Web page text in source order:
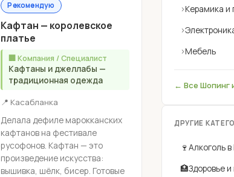
Рекомендую
Кафтан — королевское
платье
🏢 Компания / Специалист
Кафтаны и джеллабы —
традиционная одежда
📍 Касабланка
Делала дефиле марокканских
кафтанов на фестивале
русофонов. Кафтан — это
произведение искусства:
вышивка, шёлк, бисер. Готовые
›Керамика и
›
›Мебель
← Все Шопинг
ДРУГИЕ
🍷Алкоголь
🏥Здоровье